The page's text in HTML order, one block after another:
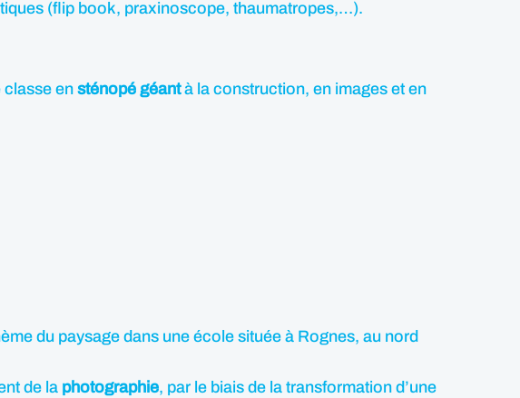
(flip book, praxinoscope, thaumatropes,…).
classe ensténopé géantà la construction, en images et en
du paysage dans une école située à Rognes, au nord
de la photographie, par le biais de la transformation d’une